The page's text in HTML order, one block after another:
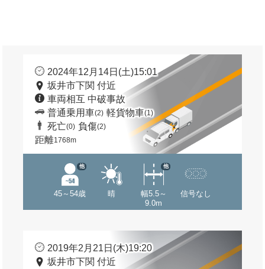
2024年12月14日(土)15:01
坂井市下関 付近
車両相互 中破事故
普通乗用車(2) 軽貨物車(1)
死亡(0) 負傷(2)
距離1768m
45～54歳
他
晴
幅5.5～
9.0m
他
信号なし
2019年2月21日(木)19:20
坂井市下関 付近